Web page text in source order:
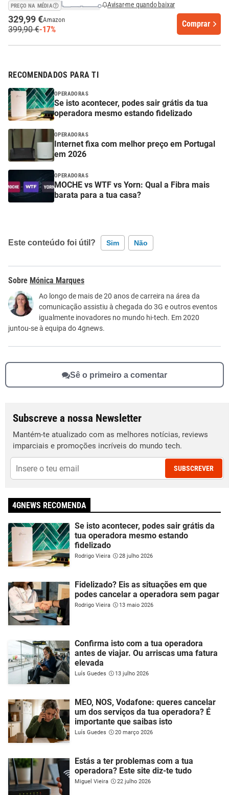
PREÇO NA MÉDIA Avisar-me quando baixar
329,99 €Amazon
399,90 €-17%
Comprar
RECOMENDADOS PARA TI
OPERADORAS
Se isto acontecer, podes sair grátis da tua
operadora mesmo estando fidelizado
OPERADORAS
Internet fixa com melhor preço em Portugal
em 2026
OPERADORAS
MOCHE vs WTF vs Yorn: Qual a Fibra mais
barata para a tua casa?
Este conteúdo foi útil? Sim Não
Este conteúdo contém informação incorreta
Este conteúdo não tem a informação que procuro
Outro
Mónica Marques
Ao longo de mais de 20 anos de carreira na área da
comunicação assistiu à chegada do 3G e outros eventos
igualmente inovadores no mundo hi-tech. Em 2020
juntou-se à equipa do 4gnews.
Sê o primeiro a comentar
Subscreve a nossa Newsletter
Mantém-te atualizado com as melhores notícias, reviews
imparciais e promoções incríveis do mundo tech.
SUBSCREVER
4GNEWS RECOMENDA
Se isto acontecer, podes sair grátis da
tua operadora mesmo estando
fidelizado
Rodrigo Vieira 28 julho 2026
Fidelizado? Eis as situações em que
podes cancelar a operadora sem pagar
Rodrigo Vieira 13 maio 2026
Confirma isto com a tua operadora
antes de viajar. Ou arriscas uma fatura
elevada
Luís Guedes 13 julho 2026
MEO, NOS, Vodafone: queres cancelar
um dos serviços da tua operadora? É
importante que saibas isto
Luís Guedes 20 março 2026
Estás a ter problemas com a tua
operadora? Este site diz-te tudo
Miguel Vieira 22 julho 2026